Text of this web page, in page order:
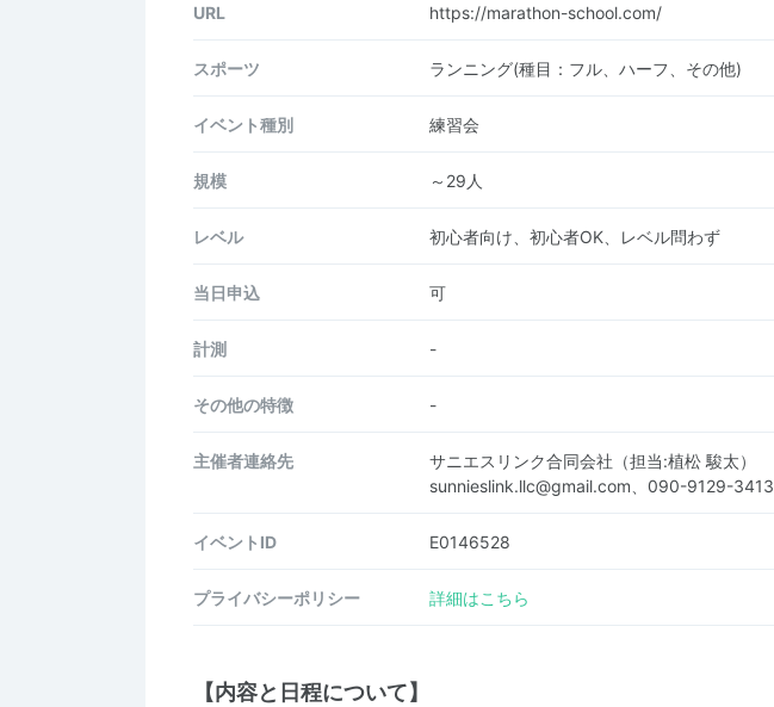
URL https://marathon-school.com/
スポーツ ランニング(種目：フル、ハーフ、その他)
イベント種別 練習会
規模 ～29人
レベル 初心者向け、初心者OK、レベル問わず
当日申込 可
計測 -
その他の特徴 -
主催者連絡先
サニエスリンク合同会社（担当:植松 駿太）
sunnieslink.llc@gmail.com、090-9129-3413
イベントID E0146528
プライバシーポリシー 詳細はこちら
【内容と日程について】